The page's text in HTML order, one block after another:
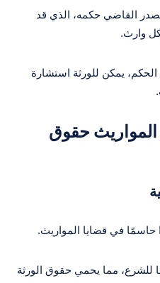
القاضي حكمه، الذي قد
وارث.
يمكن للورثة استشارة
حقوق
حاسمًا في قضايا المواريث.
للشرع، مما يحمي حقوق الورثة